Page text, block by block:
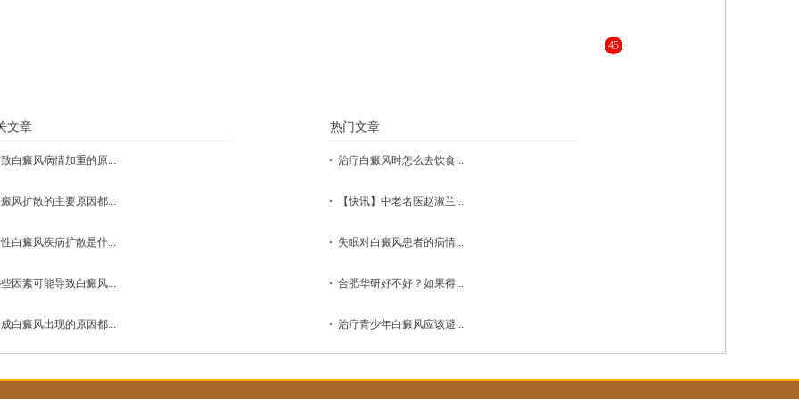
45
文章
白癜风病情加重的原...
风扩散的主要原因都...
白癜风疾病扩散是什...
因素可能导致白癜风...
白癜风出现的原因都...
热门文章
治疗白癜风时怎么去饮食...
【快讯】中老名医赵淑兰...
失眠对白癜风患者的病情...
合肥华研好不好？如果得...
治疗青少年白癜风应该避...